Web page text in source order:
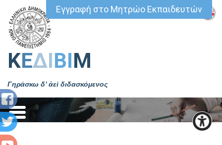
ΚΕΔΙΒΙΜ
Γηράσκω δ’ ἀεὶ διδασκόμενος
Εγγραφή στο Μητρώο Εκπαιδευτών